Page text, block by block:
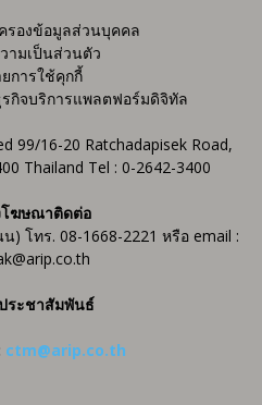
รองข้อมูลส่วนบุคคล
ามเป็นส่วนตัว
การใช้คุกกี้
กิจบริการแพลตฟอร์มดิจิทัล
99/16-20 Ratchadapisek Road,
Thailand Tel : 0-2642-3400
โฆษณาติดต่อ
โทร. 08-1668-2221 หรือ email :
ระชาสัมพันธ์
ctm@arip.co.th